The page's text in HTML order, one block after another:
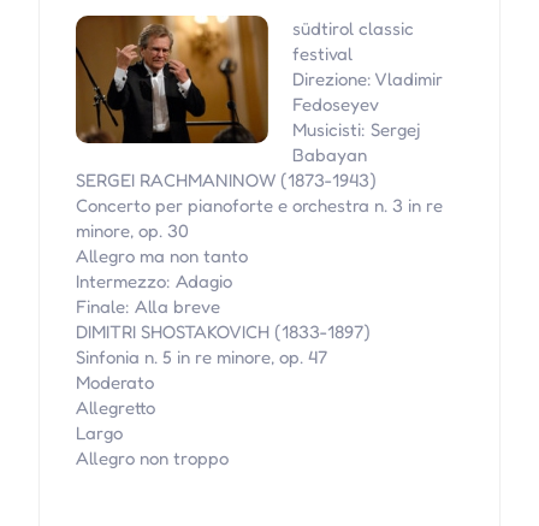
südtirol classic
festival
Direzione: Vladimir
Fedoseyev
Musicisti: Sergej
Babayan
SERGEI RACHMANINOW (1873-1943)
Concerto per pianoforte e orchestra n. 3 in re
minore, op. 30
Allegro ma non tanto
Intermezzo: Adagio
Finale: Alla breve
DIMITRI SHOSTAKOVICH (1833-1897)
Sinfonia n. 5 in re minore, op. 47
Moderato
Allegretto
Largo
Allegro non troppo